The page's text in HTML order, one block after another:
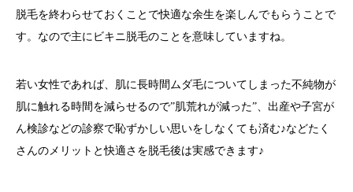
脱毛を終わらせておくことで快適な余生を楽しんでもらうことで
す。なので主にビキニ脱毛のことを意味していますね。
若い女性であれば、肌に長時間ムダ毛についてしまった不純物が
肌に触れる時間を減らせるので”肌荒れが減った”、出産や子宮が
ん検診などの診察で恥ずかしい思いをしなくても済む♪などたく
さんのメリットと快適さを脱毛後は実感できます♪